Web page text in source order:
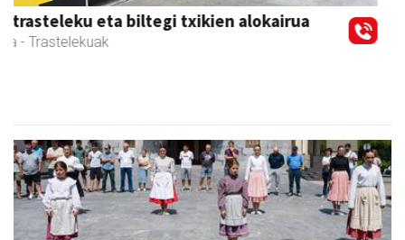
Amonarriz iturgintza S. L.
Larraul - Iturgintza